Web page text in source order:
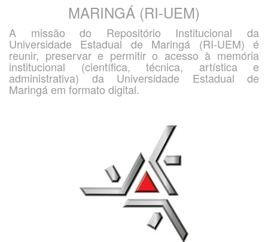
MARINGÁ (RI-UEM)
A missão do Repositório Institucional da
Universidade Estadual de Maringá (RI-UEM) é
reunir, preservar e permitir o acesso à memória
institucional (científica, técnica, artística e
administrativa) da Universidade Estadual de
Maringá em formato digital.